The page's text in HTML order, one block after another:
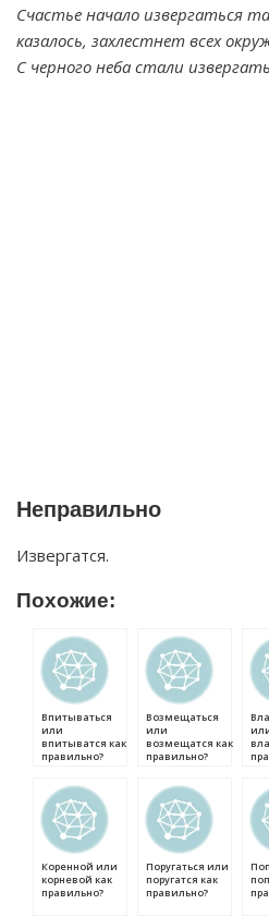
Счастье начало извергаться
казалось, захлестнет всех
С черного неба стали
Неправильно
Извергатся.
Похожие:
Впитываться
или
впитыватся как
правильно?
Возмещаться
или
возмещатся как
правильно?
Коренной или
корневой как
правильно?
Поругаться или
поругатся как
правильно?